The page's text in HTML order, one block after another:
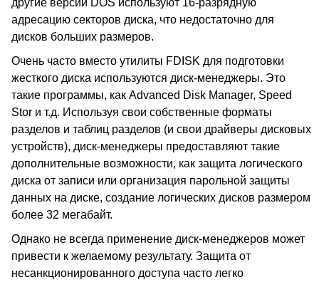
другие версии DOS используют 16-разрядную
адресацию секторов диска, что недостаточно для
дисков больших размеров.
Очень часто вместо утилиты FDISK для подготовки
жесткого диска используются диск-менеджеры. Это
такие программы, как Advanced Disk Manager, Speed
Stor и т.д. Используя свои собственные форматы
разделов и таблиц разделов (и свои драйверы дисковых
устройств), диск-менеджеры предоставляют такие
дополнительные возможности, как защита логического
диска от записи или организация парольной защиты
данных на диске, создание логических дисков размером
более 32 мегабайт.
Однако не всегда применение диск-менеджеров может
привести к желаемому результату. Защита от
несанкционированного доступа часто легко